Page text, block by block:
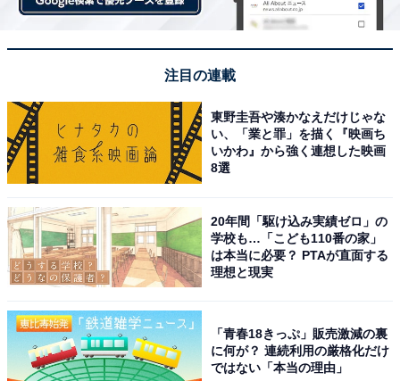
「湘南台温泉 らく」公式Webサイトより
湘南台駅から徒歩約2分の好立地ながら、奥湯河原の神
注目の連載
東野圭吾や湊かなえだけじゃな
い、「業と罪」を描く『映画ち
いかわ』から強く連想した映画
8選
20年間「駆け込み実績ゼロ」の
学校も…「こども110番の家」
は本当に必要？ PTAが直面する
理想と現実
「青春18きっぷ」販売激減の裏
に何が？ 連続利用の厳格化だけ
ではない「本当の理由」